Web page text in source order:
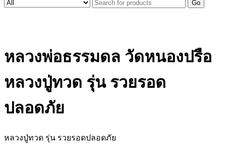
Go
หลวงพ่อธรรมดล วัดหนองปรือ
หลวงปู่ทวด รุ่น รวยรอด
ปลอดภัย
หลวงปู่ทวด รุ่น รวยรอดปลอดภัย